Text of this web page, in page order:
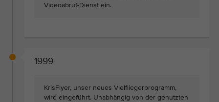
Videoabruf-Dienst ein.
1999
KrisFlyer, unser neues Vielfliegerprogramm,
wird eingeführt. Unabhängig von der genutzten